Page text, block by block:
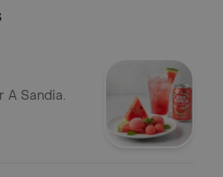
A Sandia.